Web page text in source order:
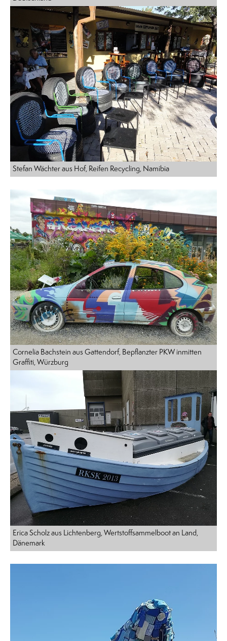
Stefan Wächter aus Hof, Reifen Recycling, Namibia
Cornelia Bachstein aus Gattendorf, Bepflanzter PKW inmitten
Graffiti, Würzburg
Erica Scholz aus Lichtenberg, Wertstoffsammelboot an Land,
Dänemark